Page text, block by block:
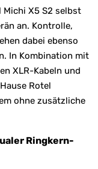
X5 S2 selbst
an. Kontrolle,
dabei ebenso
In Kombination mit
XLR-Kabeln und
Rotel
ohne zusätzliche
Ringkern-